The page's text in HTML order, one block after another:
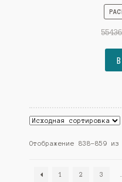
55436
Отображение 838–859 из
1 2 3